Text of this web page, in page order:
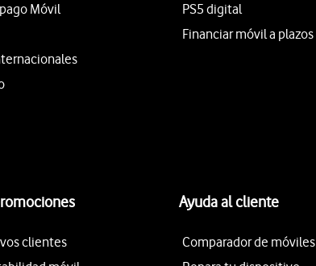
Móvil
PS5 digital
Financiar móvil a plazos
clientes
Ayuda al cliente
Comparador de móviles